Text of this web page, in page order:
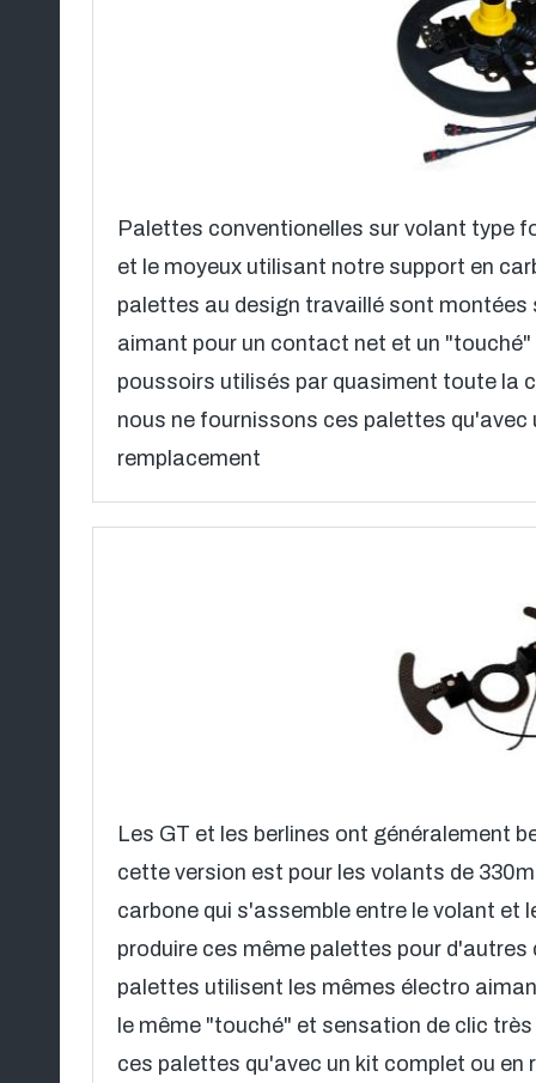
Palettes conventionelles sur volant type
et le moyeux utilisant notre support en
palettes au design travaillé sont
aimant pour un contact net et un
poussoirs utilisés par quasiment toute la
nous ne fournissons ces palettes qu'avec
remplacement
Les GT et les berlines ont généralement
cette version est pour les volants de
carbone qui s'assemble entre le volant et
produire ces même palettes pour
palettes utilisent les mêmes électro
le même "touché" et sensation de clic
ces palettes qu'avec un kit complet ou en